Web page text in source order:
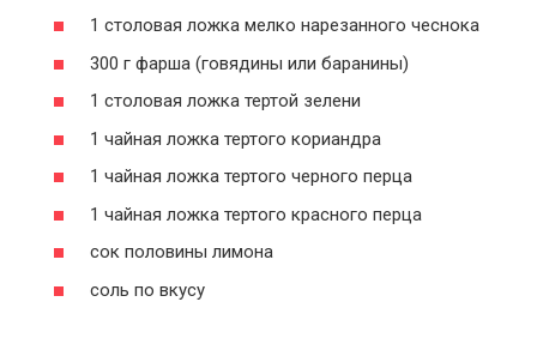
1 столовая ложка мелко нарезанного чеснока
300 г фарша (говядины или баранины)
1 столовая ложка тертой зелени
1 чайная ложка тертого кориандра
1 чайная ложка тертого черного перца
1 чайная ложка тертого красного перца
сок половины лимона
соль по вкусу